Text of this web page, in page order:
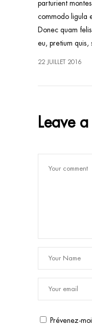
parturient
commodo ligula
Donec quam
eu, pretium quis,
22 JUILLET 2016
Leave
Prévenez-